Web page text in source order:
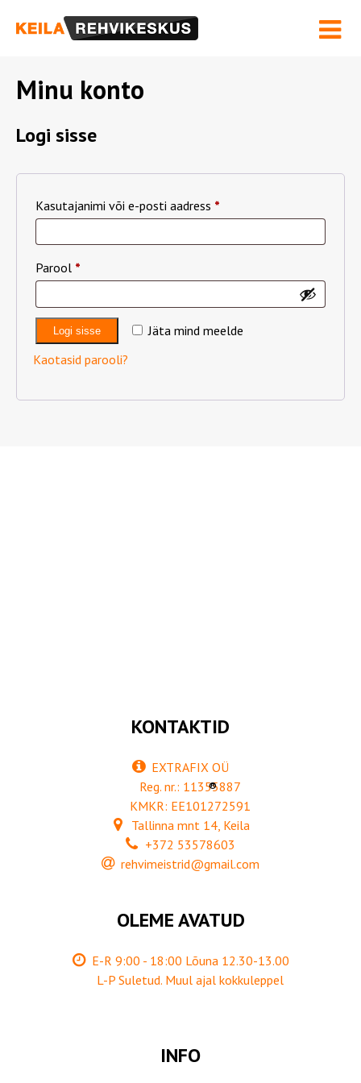
Velgede sirgendamine
OSTUKORV
Minu konto
Logi sisse
Kasutajanimi või e-posti aadress *
Parool *
Jäta mind meelde
Logi sisse
Kaotasid parooli?
KONTAKTID
EXTRAFIX OÜ
Reg. nr.: 11355887
KMKR: EE101272591
Tallinna mnt 14, Keila
+372 53578603
rehvimeistrid@gmail.com
OLEME AVATUD
E-R 9:00 - 18:00 Lõuna 12.30-13.00
L-P Suletud. Muul ajal kokkuleppel
INFO
®